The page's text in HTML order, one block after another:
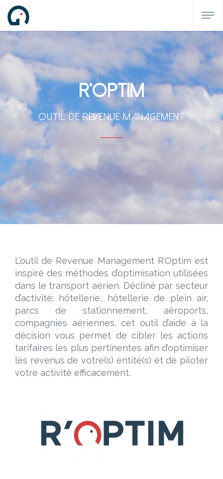
R'Optim
Outil de Revenue Management
L’outil de Revenue Management R’Optim est
inspiré des méthodes d’optimisation utilisées
dans le transport aérien. Décliné par secteur
d’activité: hôtellerie, hôtellerie de plein air,
parcs de stationnement, aéroports,
compagnies aériennes, cet outil d’aide à la
décision vous permet de cibler les actions
tarifaires les plus pertinentes afin d’optimiser
les revenus de votre(s) entité(s) et de piloter
votre activité efficacement.